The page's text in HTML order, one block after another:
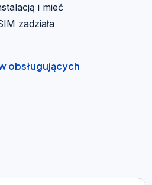
i mieć
zadziała
obsługujących